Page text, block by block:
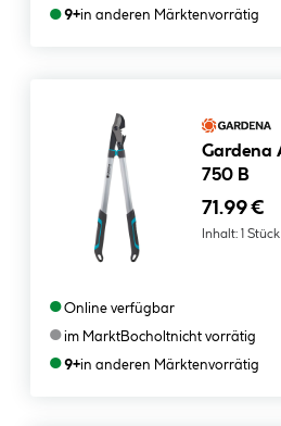
●9+in anderen Märktenvorrätig
Gardena Astschere EnergyCut
750 B
71.99 €
Inhalt: 1 Stück
●Online verfügbar
●im MarktBocholtnicht vorrätig
●9+in anderen Märktenvorrätig